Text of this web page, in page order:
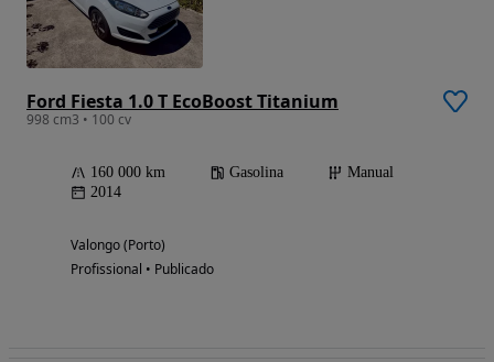
Ford Fiesta 1.0 T EcoBoost Titanium
998 cm3 • 100 cv
160 000 km Gasolina
Manual
2014
Valongo (Porto)
Profissional • Publicado